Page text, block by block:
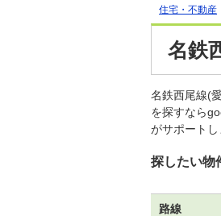
住宅・不動産
名鉄
名鉄西尾線(
を探すなら
がサポートし
探したい物
路線